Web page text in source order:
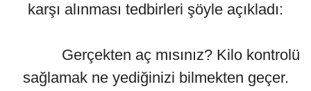
karşı alınması tedbirleri şöyle açıkladı:
Gerçekten aç mısınız? Kilo kontrolü
sağlamak ne yediğinizi bilmekten geçer.